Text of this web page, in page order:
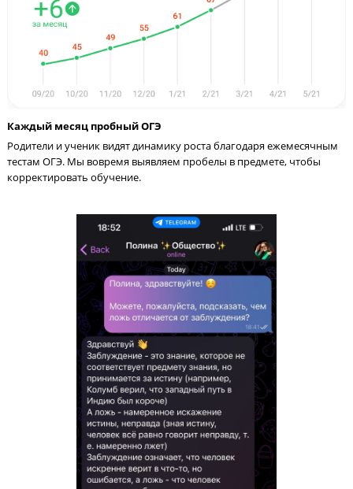
Контроль процесса обучения – залог «5»
Каждый месяц пробный ОГЭ
Родители и ученик видят динамику роста благодаря
тестам ОГЭ. Мы вовремя выявляем пробелы в предмете,
корректировать обучение.